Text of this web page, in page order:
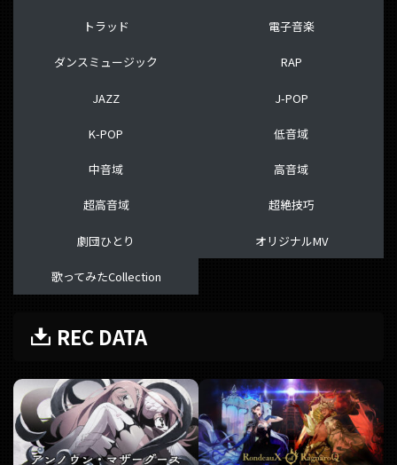
トラッド
ダンスミュージック
JAZZ
K-POP
中音域
超高音域
劇団ひとり
歌ってみたCollection
電子音楽
RAP
J-POP
低音域
高音域
超絶技巧
オリジナルMV
REC DATA